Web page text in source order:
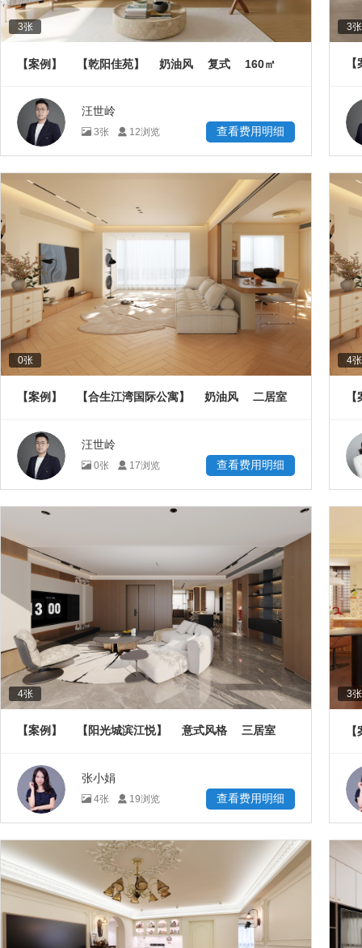
3张
【案例】 【乾阳佳苑】 奶油风 复式 160㎡
汪世岭
3张 12浏览 查看费用明细
3张
0张
【案例】 【合生江湾国际公寓】 奶油风 二居室
汪世岭
0张 17浏览 查看费用明细
4张
4张
【案例】 【阳光城滨江悦】 意式风格 三居室
张小娟
4张 19浏览 查看费用明细
3张